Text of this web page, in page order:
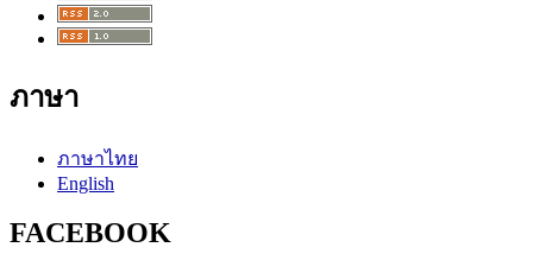
ภาษา
ภาษาไทย
English
FACEBOOK